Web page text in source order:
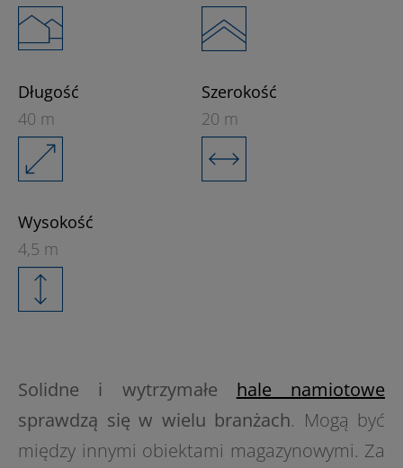
Długość
40 m
Szerokość
20 m
Wysokość
4,5 m
Solidne i wytrzymałe hale namiotowe
sprawdzą się w wielu branżach. Mogą być
między innymi obiektami magazynowymi. Za